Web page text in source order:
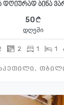
დღიურად ბინა
50
დღეში
2 1 1